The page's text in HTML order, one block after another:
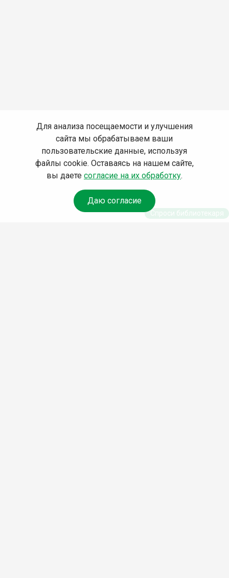
Для анализа посещаемости и улучшения
сайта мы обрабатываем ваши
пользовательские данные, используя
файлы cookie. Оставаясь на нашем сайте,
вы даете согласие на их обработку.
Даю согласие
Спроси библиотекаря